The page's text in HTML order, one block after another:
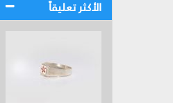
الأكثر تعليقاً